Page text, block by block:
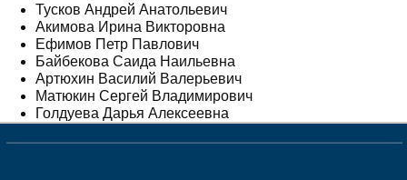
Тусков Андрей Анатольевич
Акимова Ирина Викторовна
Ефимов Петр Павлович
Байбекова Саида Наильевна
Артюхин Василий Валерьевич
Матюкин Сергей Владимирович
Голдуева Дарья Алексеевна